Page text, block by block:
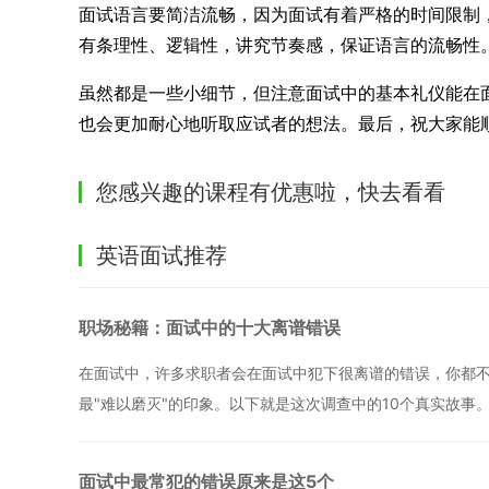
面试语言要简洁流畅，因为面试有着严格的时间限
有条理性、逻辑性，讲究节奏感，保证语言的流畅性
虽然都是一些小细节，但注意面试中的基本礼仪能
也会更加耐心地听取应试者的想法。最后，祝大家
您感兴趣的课程有优惠啦，快去看看
英语面试推荐
职场秘籍：面试中的十大离谱错误
在面试中，许多求职者会在面试中犯下很离谱的错误，你
最"难以磨灭"的印象。以下就是这次调查中的10个真实故事
面试中最常犯的错误原来是这5个